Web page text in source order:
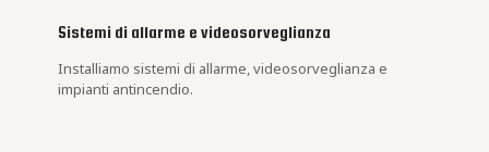
Sistemi di allarme e videosorveglianza
Installiamo sistemi di allarme, videosorveglianza e
impianti antincendio.